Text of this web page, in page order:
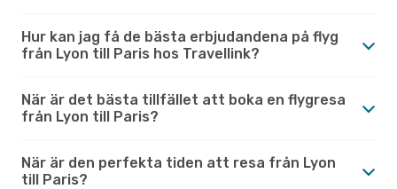
Hur kan jag få de bästa erbjudandena på flyg
från Lyon till Paris hos Travellink?
När är det bästa tillfället att boka en flygresa
från Lyon till Paris?
När är den perfekta tiden att resa från Lyon
till Paris?